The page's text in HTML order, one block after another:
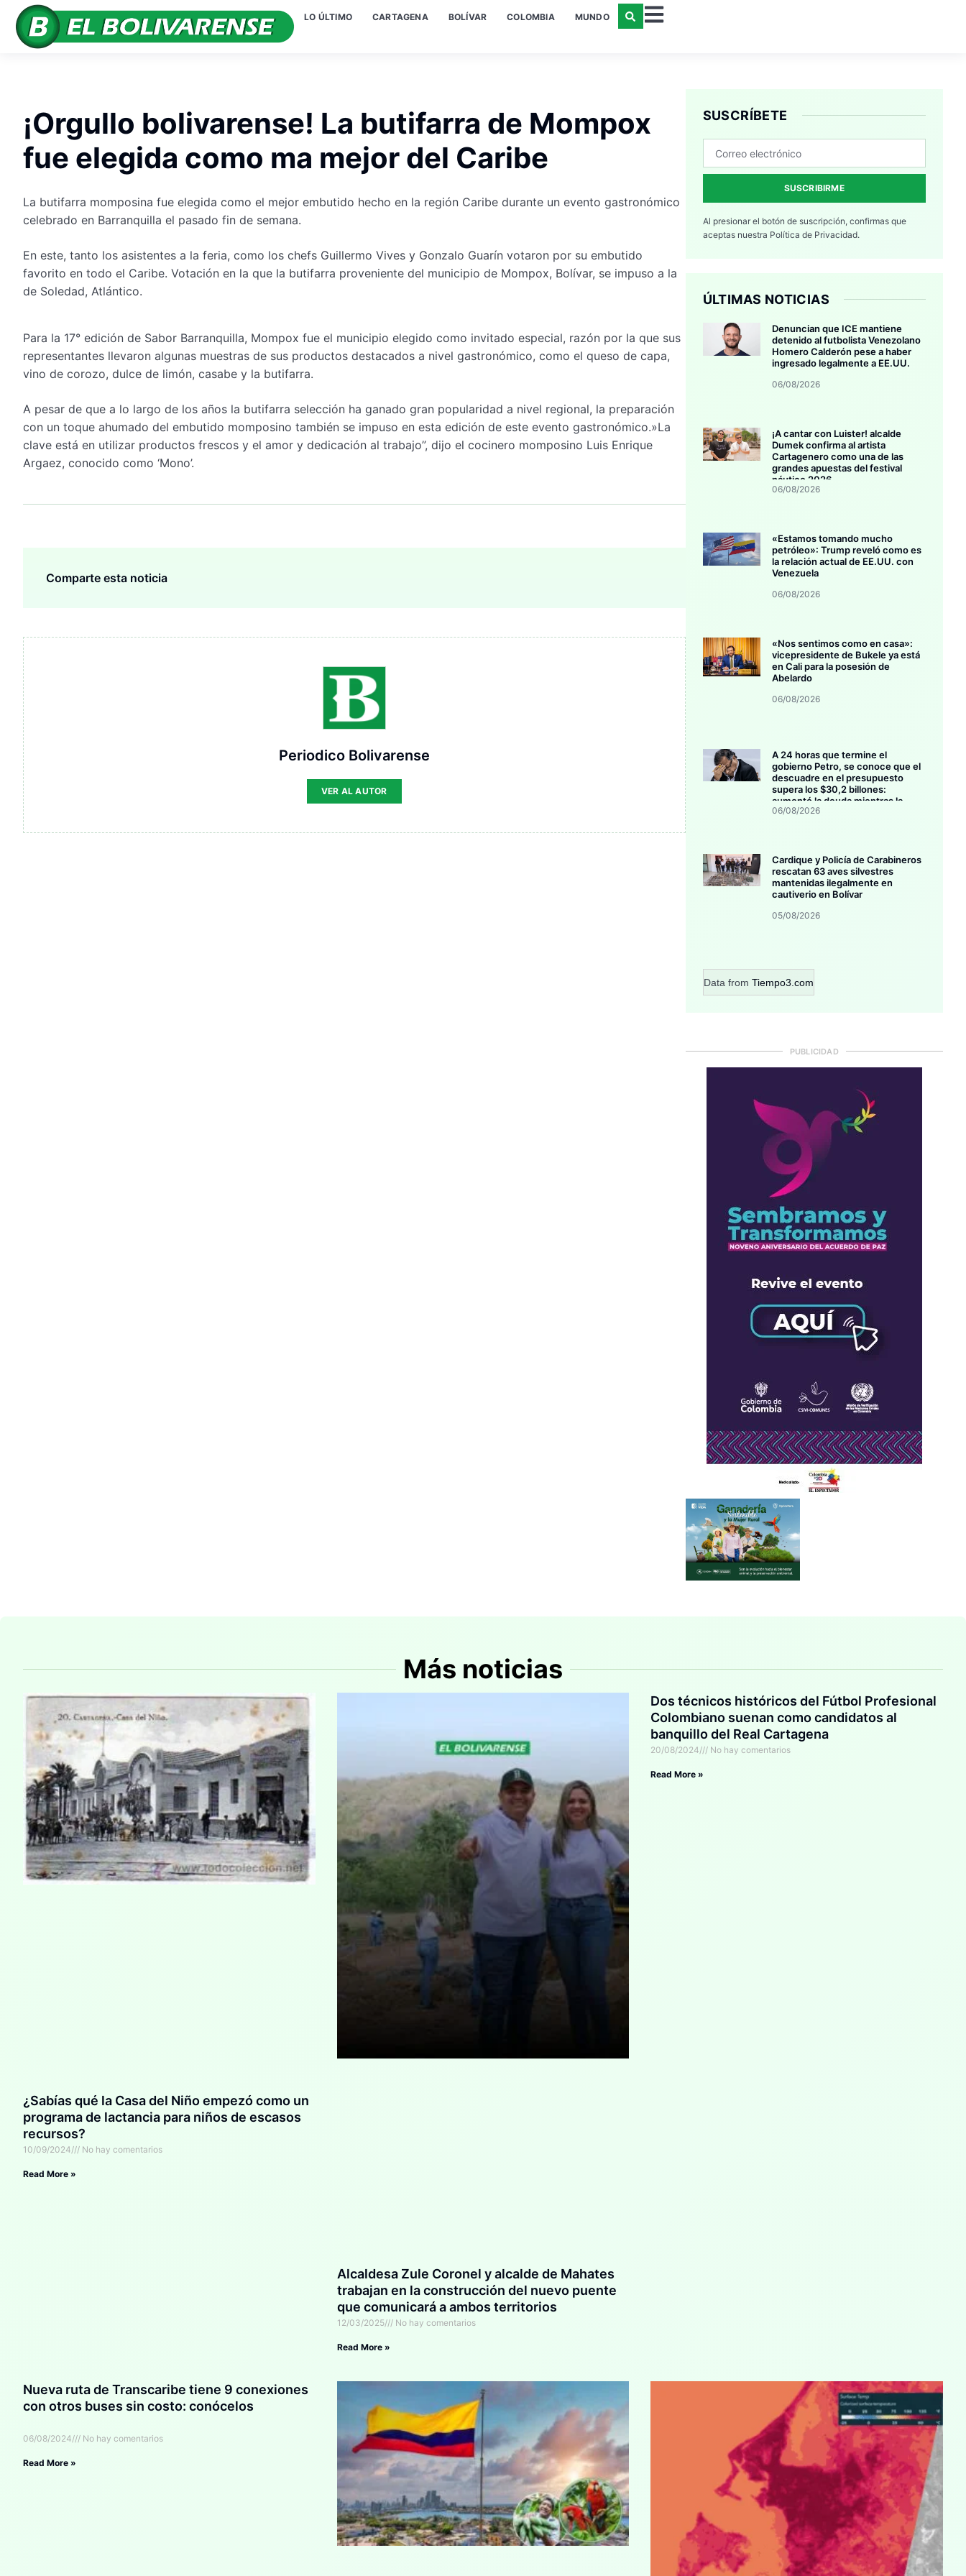
LO ÚLTIMO CARTAGENA BOLÍVAR COLOMBIA MUNDO
¡Orgullo bolivarense! La butifarra de Mompox
fue elegida como ma mejor del Caribe
La butifarra momposina fue elegida como el mejor embutido hecho en la región Caribe durante un evento gastronómico
celebrado en Barranquilla el pasado fin de semana.
En este, tanto los asistentes a la feria, como los chefs Guillermo Vives y Gonzalo Guarín votaron por su embutido
favorito en todo el Caribe. Votación en la que la butifarra proveniente del municipio de Mompox, Bolívar, se impuso a la
de Soledad, Atlántico.
Para la 17° edición de Sabor Barranquilla, Mompox fue el municipio elegido como invitado especial, razón por la que sus
representantes llevaron algunas muestras de sus productos destacados a nivel gastronómico, como el queso de capa,
vino de corozo, dulce de limón, casabe y la butifarra.
A pesar de que a lo largo de los años la butifarra selección ha ganado gran popularidad a nivel regional, la preparación
con un toque ahumado del embutido momposino también se impuso en esta edición de este evento gastronómico.»La
clave está en utilizar productos frescos y el amor y dedicación al trabajo”, dijo el cocinero momposino Luis Enrique
Argaez, conocido como ‘Mono’.
Comparte esta noticia
Periodico Bolivarense
VER AL AUTOR
SUSCRÍBETE
SUSCRIBIRME
Al presionar el botón de suscripción, confirmas que
aceptas nuestra Política de Privacidad.
ÚLTIMAS NOTICIAS
Denuncian que ICE mantiene
detenido al futbolista Venezolano
Homero Calderón pese a haber
ingresado legalmente a EE.UU.
06/08/2026
¡A cantar con Luister! alcalde
Dumek confirma al artista
Cartagenero como una de las
grandes apuestas del festival
náutico 2026
06/08/2026
«Estamos tomando mucho
petróleo»: Trump reveló como es
la relación actual de EE.UU. con
Venezuela
06/08/2026
«Nos sentimos como en casa»:
vicepresidente de Bukele ya está
en Cali para la posesión de
Abelardo
06/08/2026
A 24 horas que termine el
gobierno Petro, se conoce que el
descuadre en el presupuesto
supera los $30,2 billones:
aumentó la deuda mientras la
inversión se estanca
06/08/2026
Cardique y Policía de Carabineros
rescatan 63 aves silvestres
mantenidas ilegalmente en
cautiverio en Bolívar
05/08/2026
Data from Tiempo3.com
PUBLICIDAD
Más noticias
¿Sabías qué la Casa del Niño empezó como un
programa de lactancia para niños de escasos
recursos?
10/09/2024 No hay comentarios
Read More »
Alcaldesa Zule Coronel y alcalde de Mahates
trabajan en la construcción del nuevo puente
que comunicará a ambos territorios
12/03/2025 No hay comentarios
Read More »
Dos técnicos históricos del Fútbol Profesional
Colombiano suenan como candidatos al
banquillo del Real Cartagena
20/08/2024 No hay comentarios
Read More »
Nueva ruta de Transcaribe tiene 9 conexiones
con otros buses sin costo: conócelos
06/08/2024 No hay comentarios
Read More »